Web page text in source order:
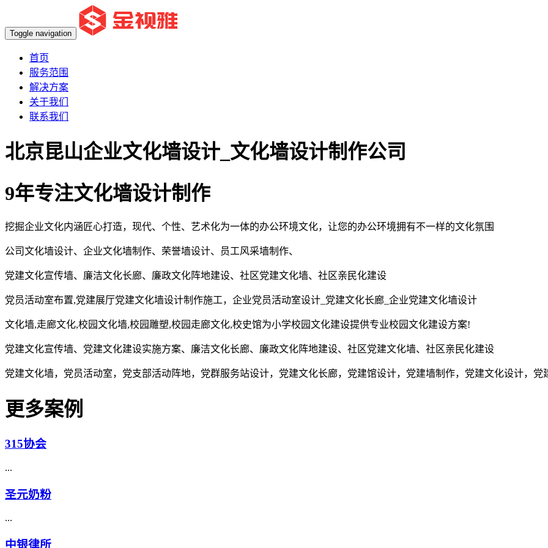
Toggle navigation
首页
服务范围
解决方案
关于我们
联系我们
北京昆山企业文化墙设计_文化墙设计制作公司
9年专注文化墙设计制作
挖掘企业文化内涵匠心打造，现代、个性、艺术化为一体的办公环境文化，让您的办公环境拥有不一样的文化氛围
公司文化墙设计、企业文化墙制作、荣誉墙设计、员工风采墙制作、
党建文化宣传墙、廉洁文化长廊、廉政文化阵地建设、社区党建文化墙、社区亲民化建设
党员活动室布置,党建展厅党建文化墙设计制作施工，企业党员活动室设计_党建文化长廊_企业党建文化墙设计
文化墙,走廊文化,校园文化墙,校园雕塑,校园走廊文化,校史馆为小学校园文化建设提供专业校园文化建设方案!
党建文化宣传墙、党建文化建设实施方案、廉洁文化长廊、廉政文化阵地建设、社区党建文化墙、社区亲民化建设
党建文化墙，党员活动室，党支部活动阵地，党群服务站设计，党建文化长廊，党建馆设计，党建墙制作，党建文化设计，党
更多案例
315协会
...
圣元奶粉
...
中银律所